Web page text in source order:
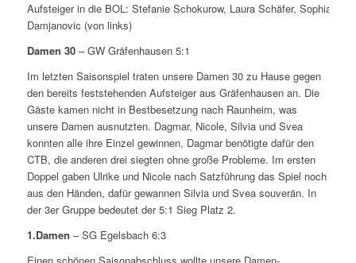
Aufsteiger in die BOL: Stefanie Schokurow, Laura Schäfer, Sophia
Damjanovic (von links)
Damen 30– GW Gräfenhausen 5:1
Im letzten Saisonspiel traten unsere Damen 30 zu Hause gegen
den bereits feststehenden Aufsteiger aus Gräfenhausen an. Die
Gäste kamen nicht in Bestbesetzung nach Raunheim, was
unsere Damen ausnutzten. Dagmar, Nicole, Silvia und Svea
konnten alle ihre Einzel gewinnen, Dagmar benötigte dafür den
CTB, die anderen drei siegten ohne große Probleme. Im ersten
Doppel gaben Ulrike und Nicole nach Satzführung das Spiel noch
aus den Händen, dafür gewannen Silvia und Svea souverän. In
der 3er Gruppe bedeutet der 5:1 Sieg Platz 2.
1.Damen – SG Egelsbach 6:3